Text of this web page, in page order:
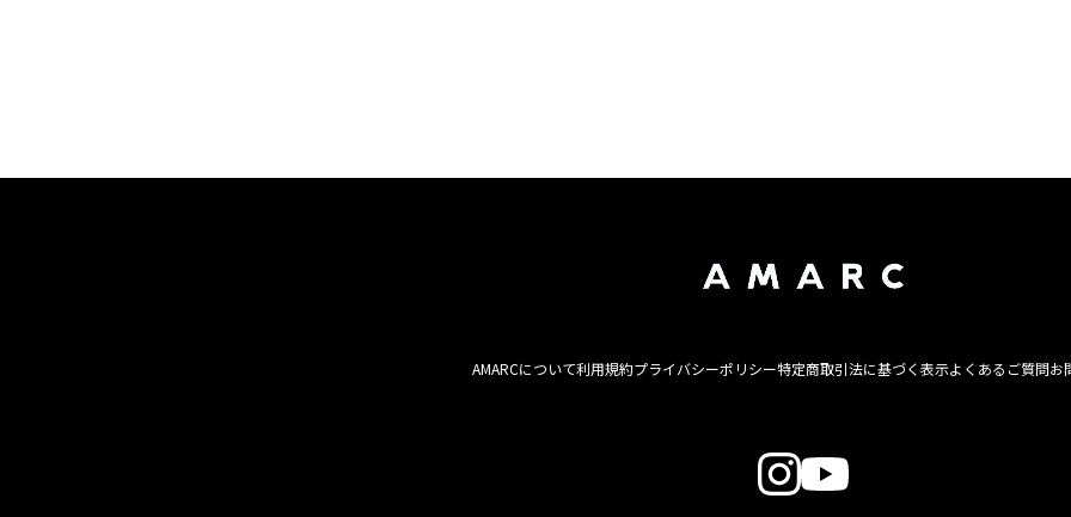
AMARCについて利用規約プライバシーポリシー特定商取引法に基づく表示よくあるご質問お